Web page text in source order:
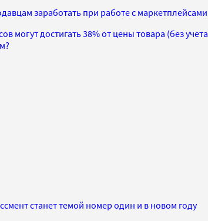
заработать при работе с маркетплейсами
могут достигать 38% от цены товара (без учета
станет темой номер один и в новом году